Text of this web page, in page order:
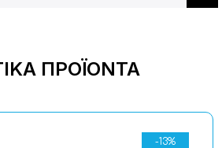
ΠΡΟΪΌΝΤΑ
-13%